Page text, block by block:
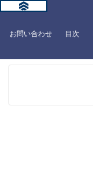
お問い合わせ 目次